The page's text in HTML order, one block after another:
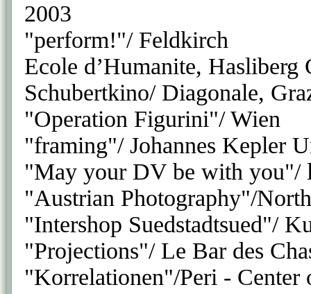
2003
"perform!"/ Feldkirch
Ecole d’Humanite, Hasliberg
Schubertkino/ Diagonale,
"Operation Figurini"/ Wien
"framing"/ Johannes Kepler
"May your DV be with you"/
"Austrian Photography"/
"Intershop Suedstadtsued"/
"Projections"/ Le Bar des
"Korrelationen"/Peri - Center